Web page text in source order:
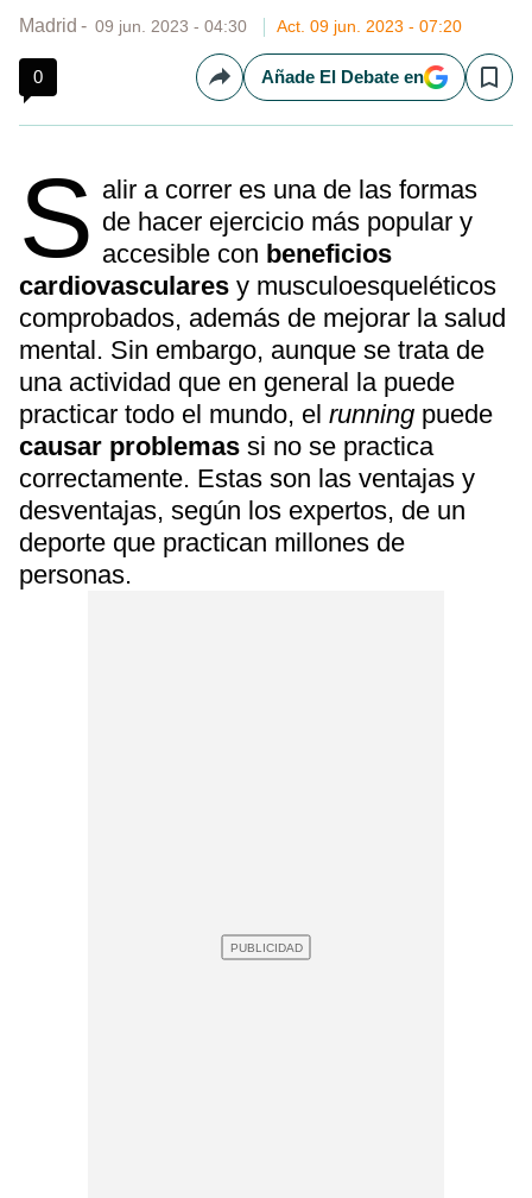
Madrid 09 jun. 2023 - 04:30 Act. 09 jun. 2023 - 07:20
0 CompartirAñade El Debate en Save
S alir a correr es una de las formas
de hacer ejercicio más popular y
accesible con beneficios
cardiovasculares y musculoesqueléticos
comprobados, además de mejorar la salud
mental. Sin embargo, aunque se trata de
una actividad que en general la puede
practicar todo el mundo, el running puede
causar problemas si no se practica
correctamente. Estas son las ventajas y
desventajas, según los expertos, de un
deporte que practican millones de
personas.